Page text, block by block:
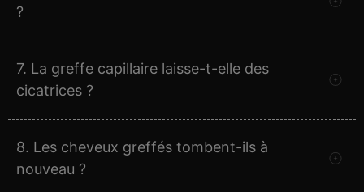
?
7. La greffe capillaire laisse-t-elle des
cicatrices ?
8. Les cheveux greffés tombent-ils à
nouveau ?